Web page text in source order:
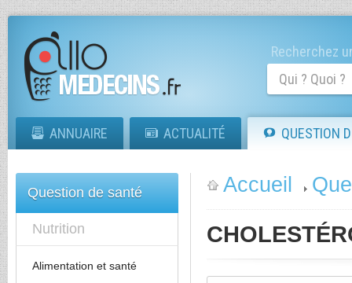
Recherchez
ANNUAIRE ACTUALITÉ QUESTION
Question de santé
Nutrition
Alimentation et santé
Accueil